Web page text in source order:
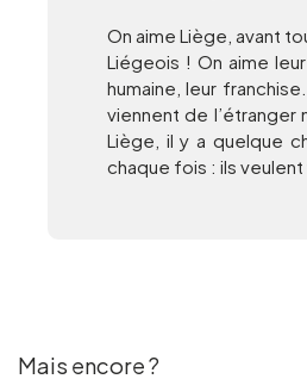
On aime Liège, avant
Liégeois ! On aime
humaine, leur
viennent de l’étranger
Liège, il y a quelque
chaque fois : ils veulent
Mais encore ?